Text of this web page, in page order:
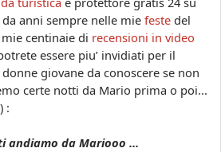
anni sempre nelle mie feste del
centinaie di recensioni in video
essere piu’ invidiati per il
giovane da conoscere se non
certe notti da Mario prima o poi...
:
andiamo da Mariooo ...